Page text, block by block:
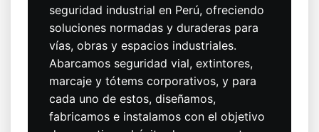
seguridad industrial en Perú, ofreciendo
soluciones normadas y duraderas para
vías, obras y espacios industriales.
Abarcamos seguridad vial, extintores,
marcaje y tótems corporativos, y para
cada uno de estos, diseñamos,
fabricamos e instalamos con el objetivo